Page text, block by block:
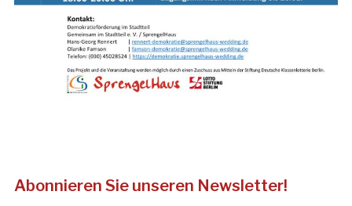
Abonnieren Sie unseren Newsletter!